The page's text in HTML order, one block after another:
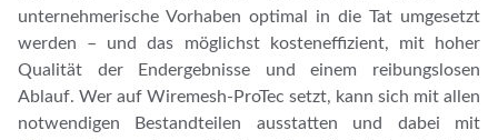
unternehmerische Vorhaben optimal in die Tat umgesetzt
werden – und das möglichst kosteneffizient, mit hoher
Qualität der Endergebnisse und einem reibungslosen
Ablauf. Wer auf Wiremesh-ProTec setzt, kann sich mit allen
notwendigen Bestandteilen ausstatten und dabei mit